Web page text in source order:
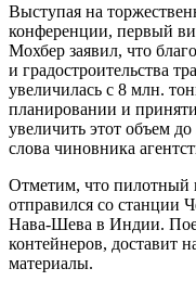
Выступая на
конференции, первый
Мохбер заявил, что
и градостроительства
увеличилась с 8 млн.
планировании и
увеличить этот объем
слова чиновника
Отметим, что пилотный
отправился со станции
Нава-Шева в Индии.
контейнеров, доставит
материалы.